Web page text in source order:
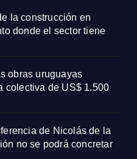
la construcción en
donde el sector tiene
obras uruguayas
colectiva de US$ 1.500
de Nicolás de la
no se podrá concretar